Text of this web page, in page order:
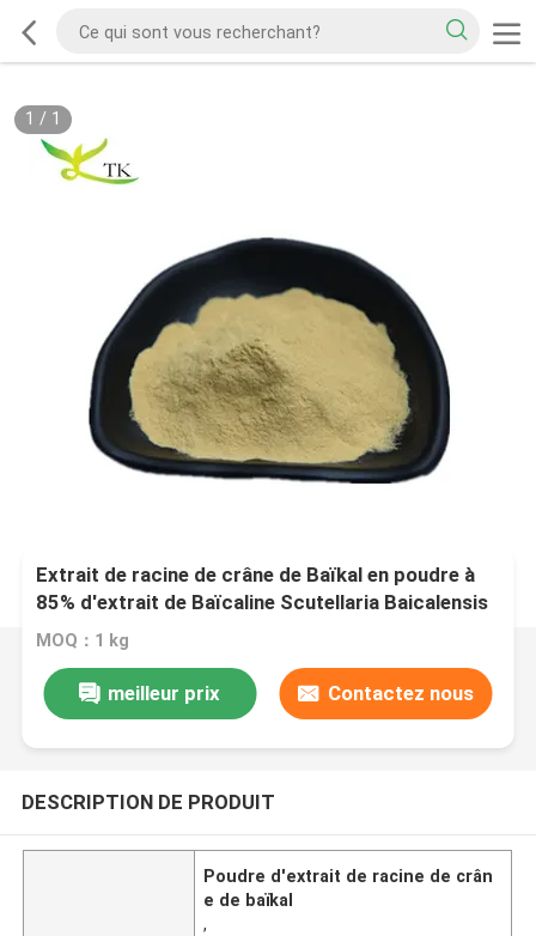
1 / 1
Extrait de racine de crâne de Baïkal en poudre à
85% d'extrait de Baïcaline Scutellaria Baicalensis
MOQ：1 kg
meilleur prix Contactez nous
DESCRIPTION DE PRODUIT
Poudre d'extrait de racine de crân
e de baïkal
,